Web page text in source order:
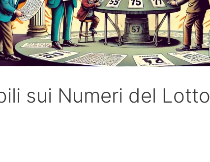
sui Numeri del Lotto